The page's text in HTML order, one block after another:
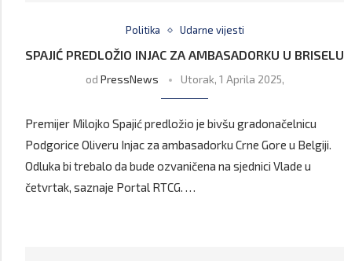
Politika Udarne vijesti
SPAJIĆ PREDLOŽIO INJAC ZA AMBASADORKU U BRISELU
od PressNews Utorak, 1 Aprila 2025,
Premijer Milojko Spajić predložio je bivšu gradonačelnicu
Podgorice Oliveru Injac za ambasadorku Crne Gore u Belgiji.
Odluka bi trebalo da bude ozvaničena na sjednici Vlade u
četvrtak, saznaje Portal RTCG. …